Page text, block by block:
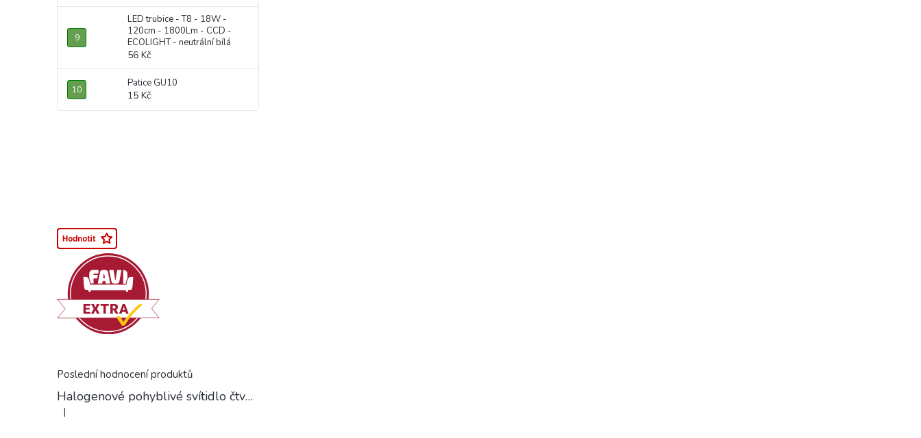
LED trubice - T8 - 18W -
120cm - 1800Lm - CCD -
ECOLIGHT - neutrální bílá
56 Kč
Patice GU10
15 Kč
Poslední hodnocení produktů
Halogenové pohyblivé svítidlo čtvercové chrom
Hodnocení produktu je 5 z 5 hvězdiček.
|